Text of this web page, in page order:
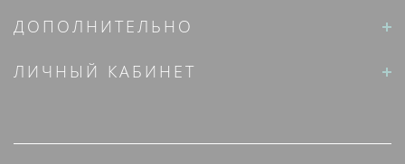
ДОПОЛНИТЕЛЬНО
ЛИЧНЫЙ КАБИНЕТ